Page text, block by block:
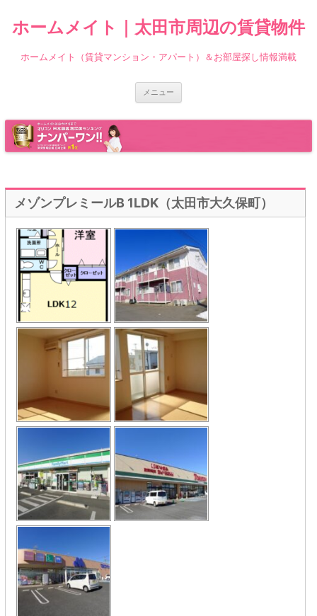
ホームメイト｜太田市周辺の賃貸物件
ホームメイト（賃貸マンション・アパート）＆お部屋探し情報満載
メニュー
キ
メゾンプレミールB 1LDK（太田市大久保町）